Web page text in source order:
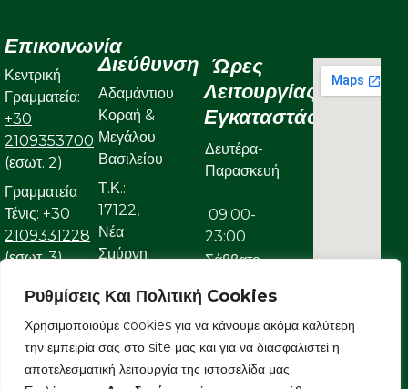
Ρυθμίσεις Και Πολιτική Cookies
Χρησιμοποιούμε cookies για να κάνουμε ακόμα καλύτερη
την εμπειρία σας στο site μας και για να διασφαλιστεί η
αποτελεσματική λειτουργία της ιστοσελίδα μας.
Επικοινωνία
Κεντρική
Γραμματεία:
+30
2109353700
(εσωτ. 2)
Γραμματεία
Τένις: +30
2109331228
(εσωτ. 3)
Γραμματεία
Κολυμβητικού:
+30
2109323632
Διεύθυνση
Αδαμάντιου
Κοραή &
Μεγάλου
Βασιλείου
Τ.Κ.:
17122,
Νέα
Σμύρνη
Ώρες
Λειτουργίας
Εγκαταστάσεων
Δευτέρα-
Παρασκευή
09:00-
23:00
Σάββατο
09:00-
22:00
Κυριακή